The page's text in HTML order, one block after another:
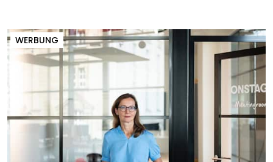
WERBUNG